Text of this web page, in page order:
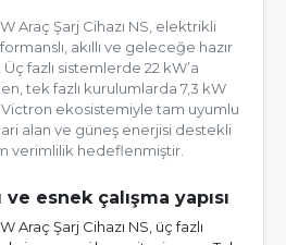
Araç Şarj Cihazı NS, elektrikli
akıllı ve geleceğe hazır
fazlı sistemlerde 22 kW’a
tek fazlı kurulumlarda 7,3 kW
ekosistemiyle tam uyumlu
alan ve güneş enerjisi destekli
verimlilik hedeflenmiştir.
esnek çalışma yapısı
Araç Şarj Cihazı NS, üç fazlı